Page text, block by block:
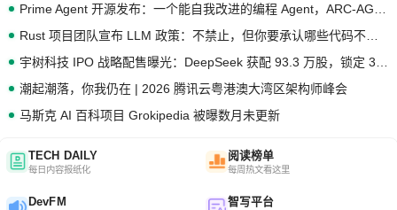
潮起潮落，你我仍在 | 2026 腾讯云粤港澳大湾区架构师峰会
马斯克 AI 百科项目 Grokipedia 被曝数月未更新
TECH DAILY
每日内容报纸化
阅读榜单
每周热文看这里
DevFM 智写平台